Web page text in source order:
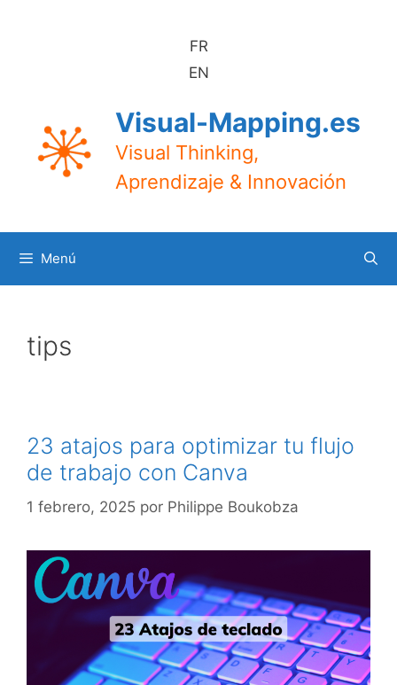
FR
EN
Visual-Mapping.es
Visual Thinking,
Aprendizaje & Innovación
Menú
tips
23 atajos para optimizar tu flujo
de trabajo con Canva
1 febrero, 2025 por Philippe Boukobza